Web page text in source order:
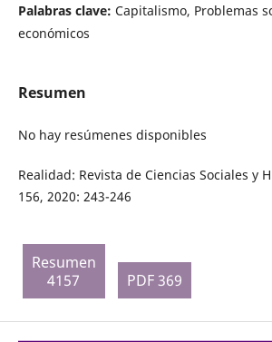
Palabras clave: Capitalismo, Problemas
económicos
Resumen
No hay resúmenes disponibles
Realidad: Revista de Ciencias Sociales y
156, 2020: 243-246
Resumen
4157
PDF 369